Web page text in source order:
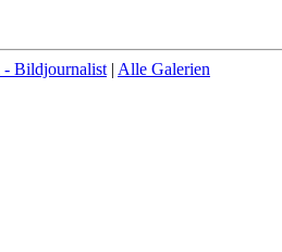
Bildjournalist | Alle Galerien